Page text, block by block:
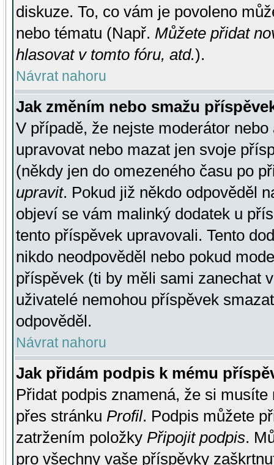
diskuze. To, co vám je povoleno
nebo tématu (Např. Můžete přidat
hlasovat v tomto fóru, atd.).
Návrat nahoru
Jak změním nebo smažu
V případě, že nejste moderátor
upravovat nebo mazat jen svoje
(někdy jen do omezeného času po
upravit. Pokud již někdo odpověděl
objeví se vám malinký dodatek u
tento příspěvek upravovali. Tento
nikdo neodpověděl nebo pokud
příspěvek (ti by měli sami zanechat
uživatelé nemohou příspěvek
odpověděl.
Návrat nahoru
Jak přidám podpis k mému
Přidat podpis znamená, že si
přes stránku Profil. Podpis můžete
zatržením položky Připojit podpis.
pro všechny vaše příspěvky